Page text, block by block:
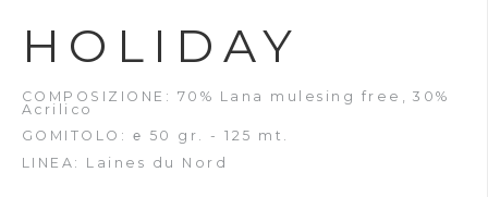
HOLIDAY
COMPOSIZIONE: 70% Lana mulesing free, 30%
Acrilico
GOMITOLO: ℮ 50 gr. - 125 mt.
LINEA: Laines du Nord